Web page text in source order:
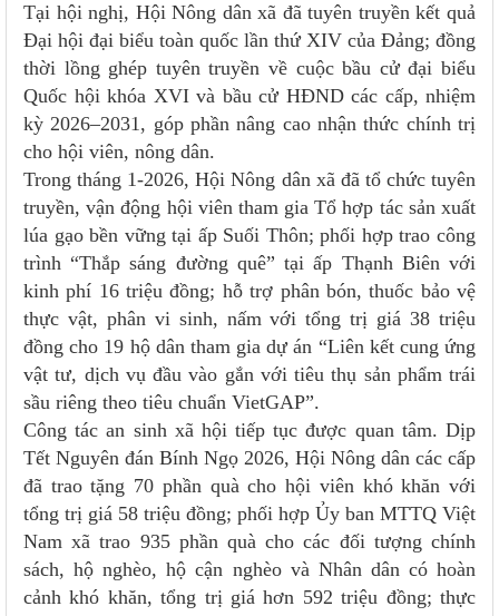
Tại hội nghị, Hội Nông dân xã đã tuyên truyền kết quả
Đại hội đại biểu toàn quốc lần thứ XIV của Đảng; đồng
thời lồng ghép tuyên truyền về cuộc bầu cử đại biểu
Quốc hội khóa XVI và bầu cử HĐND các cấp, nhiệm
kỳ 2026–2031, góp phần nâng cao nhận thức chính trị
cho hội viên, nông dân.
Trong tháng 1-2026, Hội Nông dân xã đã tổ chức tuyên
truyền, vận động hội viên tham gia Tổ hợp tác sản xuất
lúa gạo bền vững tại ấp Suối Thôn; phối hợp trao công
trình “Thắp sáng đường quê” tại ấp Thạnh Biên với
kinh phí 16 triệu đồng; hỗ trợ phân bón, thuốc bảo vệ
thực vật, phân vi sinh, nấm với tổng trị giá 38 triệu
đồng cho 19 hộ dân tham gia dự án “Liên kết cung ứng
vật tư, dịch vụ đầu vào gắn với tiêu thụ sản phẩm trái
sầu riêng theo tiêu chuẩn VietGAP”.
Công tác an sinh xã hội tiếp tục được quan tâm. Dịp
Tết Nguyên đán Bính Ngọ 2026, Hội Nông dân các cấp
đã trao tặng 70 phần quà cho hội viên khó khăn với
tổng trị giá 58 triệu đồng; phối hợp Ủy ban MTTQ Việt
Nam xã trao 935 phần quà cho các đối tượng chính
sách, hộ nghèo, hộ cận nghèo và Nhân dân có hoàn
cảnh khó khăn, tổng trị giá hơn 592 triệu đồng; thực